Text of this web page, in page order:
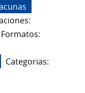
Formatos:
Categorias: